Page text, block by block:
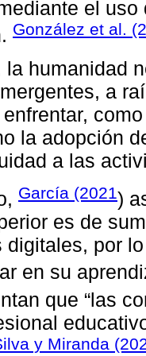
el
González et al.
la humanidad
a
la adopción
a las
García (2021)
es de
digitales, por
en su
que “las
y Miranda